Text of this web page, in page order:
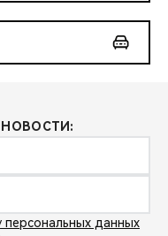
персональных данных